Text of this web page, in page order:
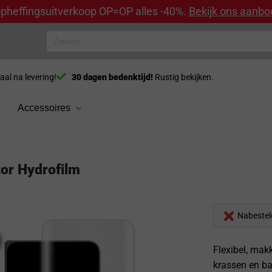
OP=OP alles -40%. Bekijk ons
na levering! 30 dagen bedenktijd! Rustig bekijken.
Accessoires
Hydrofilm
Flexibel,
krassen en